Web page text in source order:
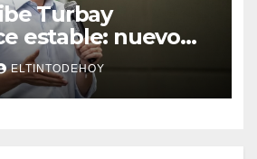
Turbay
estable: nuevo
de la clínica
ELTINTODEHOY